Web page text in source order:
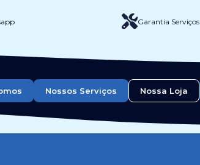
Garantia Serviços
Nossos Serviços Nossa Loja